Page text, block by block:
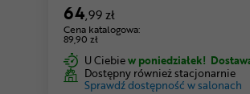
64,99 zł
Cena katalogowa:
89,90 zł
U Ciebiew poniedziałek!
Dostępny również stacjonarnie
Sprawdź dostępność w salonach